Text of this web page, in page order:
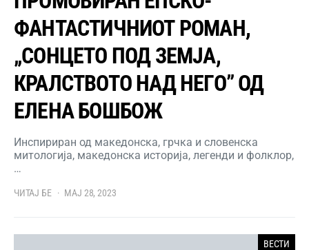
ФАНТАСТИЧНИОТ РОМАН,
„СОНЦЕТО ПОД ЗЕМЈА,
КРАЛСТВОТО НАД НЕГО” ОД
ЕЛЕНА БОШБОЖ
Инспириран од македонска, грчка и словенска
митологија, македонска историја, легенди и фолклор,
…
ЧИТАЈ БЕ МАЈ 28, 2023
ВЕСТИ